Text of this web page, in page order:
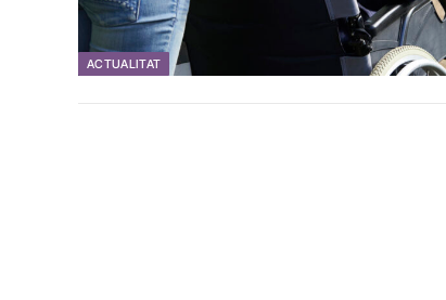
ACTUALITAT